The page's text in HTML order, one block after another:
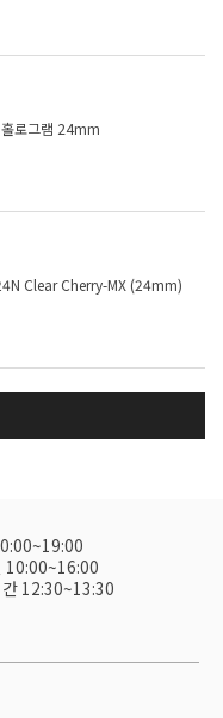
로그램 24mm
Clear Cherry-MX (24mm)
10:00~16:00
12:30~13:30